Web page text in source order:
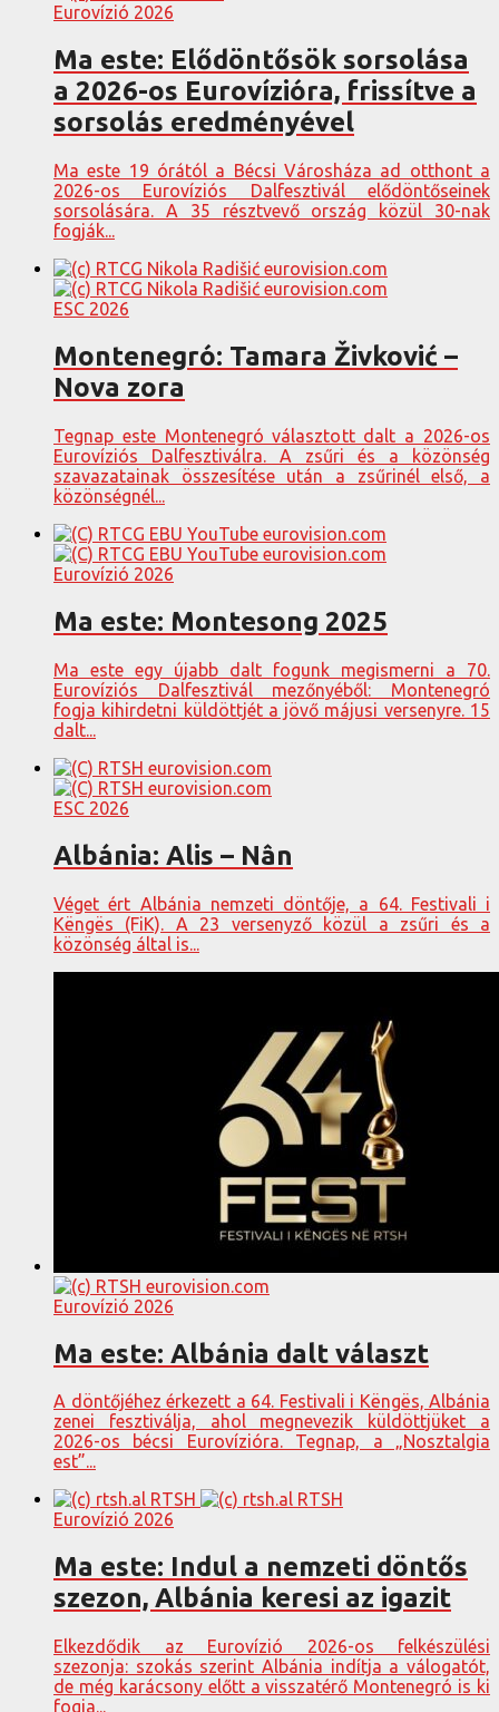
Eurovízió 2026
Ma este: Elődöntősök sorsolása
a 2026-os Eurovízióra, frissítve a
sorsolás eredményével
Ma este 19 órától a Bécsi Városháza ad otthont a
2026-os Eurovíziós Dalfesztivál elődöntőseinek
sorsolására. A 35 résztvevő ország közül 30-nak
fogják...
ESC 2026
Montenegró: Tamara Živković –
Nova zora
Tegnap este Montenegró választott dalt a 2026-os
Eurovíziós Dalfesztiválra. A zsűri és a közönség
szavazatainak összesítése után a zsűrinél első, a
közönségnél...
Eurovízió 2026
Ma este: Montesong 2025
Ma este egy újabb dalt fogunk megismerni a 70.
Eurovíziós Dalfesztivál mezőnyéből: Montenegró
fogja kihirdetni küldöttjét a jövő májusi versenyre. 15
dalt...
ESC 2026
Albánia: Alis – Nân
Véget ért Albánia nemzeti döntője, a 64. Festivali i
Këngës (FiK). A 23 versenyző közül a zsűri és a
közönség által is...
Eurovízió 2026
Ma este: Albánia dalt választ
A döntőjéhez érkezett a 64. Festivali i Këngës, Albánia
zenei fesztiválja, ahol megnevezik küldöttjüket a
2026-os bécsi Eurovízióra. Tegnap, a „Nosztalgia
est”...
Eurovízió 2026
Ma este: Indul a nemzeti döntős
szezon, Albánia keresi az igazit
Elkezdődik az Eurovízió 2026-os felkészülési
szezonja: szokás szerint Albánia indítja a válogatót,
de még karácsony előtt a visszatérő Montenegró is ki
fogja...